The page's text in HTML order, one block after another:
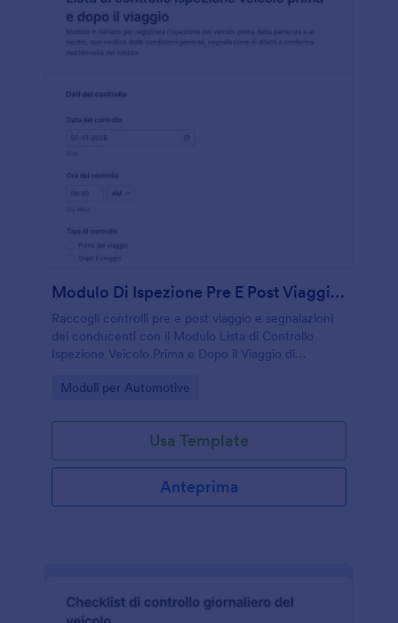
Modulo Di Ispezione Pre E Post Viaggio Del Conducente
Raccogli controlli pre e post viaggio e segnalazioni
dei conducenti con il Modulo Lista di Controllo
Ispezione Veicolo Prima e Dopo il Viaggio di
logistica.
Go to Category:
Moduli per Automotive
Usa Template
Anteprima